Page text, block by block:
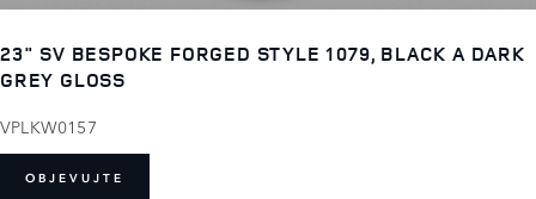
23" SV BESPOKE FORGED STYLE 1079, BLACK A DARK
GREY GLOSS
VPLKW0157
OBJEVUJTE